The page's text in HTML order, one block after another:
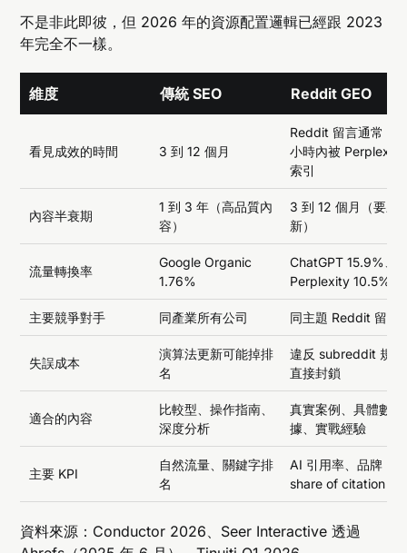
不是非此即彼，但 2026 年的資源配置邏輯已經跟 2023
年完全不一樣。
維度 傳統 SEO Reddit GEO
看見成效的時間 3 到 12 個月
Reddit 留言通常 24
小時內被 Perplexity
索引
內容半衰期
1 到 3 年（高品質內
容）
3 到 12 個月（要刷
新）
流量轉換率
Google Organic
1.76%
ChatGPT 15.9%、
Perplexity 10.5%
主要競爭對手 同產業所有公司 同主題 Reddit 留言
失誤成本
演算法更新可能掉排
名
違反 subreddit 規則
直接封鎖
適合的內容
比較型、操作指南、
深度分析
真實案例、具體數
據、實戰經驗
主要 KPI
自然流量、關鍵字排
名
AI 引用率、品牌
share of citation
資料來源：Conductor 2026、Seer Interactive 透過